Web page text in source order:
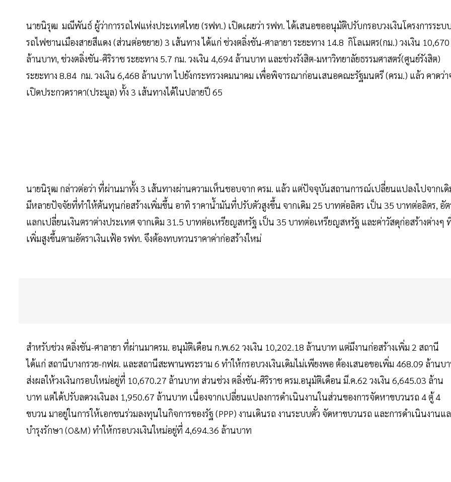
นายนิรุฒ มณีพันธ์ ผู้ว่าการรถไฟแห่งประเทศไทย (รฟท.) เปิดเผยว่า รฟท. ได้เสนอขออนุมัติปรับกรอบวงเงินโครงการระบ
รถไฟชานเมืองสายสีแดง (ส่วนต่อขยาย) 3 เส้นทาง ได้แก่ ช่วงตลิ่งชัน-ศาลายา ระยะทาง 14.8 กิโลเมตร(กม.) วงเงิน 10,670
ล้านบาท, ช่วงตลิ่งชัน-ศิริราช ระยะทาง 5.7 กม. วงเงิน 4,694 ล้านบาท และช่วงรังสิต-มหาวิทยาลัยธรรมศาสตร์(ศูนย์รังสิต)
ระยะทาง 8.84 กม. วงเงิน 6,468 ล้านบาท ไปยังกระทรวงคมนาคม เพื่อพิจารณาก่อนเสนอคณะรัฐมนตรี (ครม.) แล้ว คาดว่า
เปิดประกวดราคา(ประมูล) ทั้ง 3 เส้นทางได้ในปลายปี 65
นายนิรุฒ กล่าวต่อว่า ที่ผ่านมาทั้ง 3 เส้นทางผ่านความเห็นชอบจาก ครม. แล้ว แต่ปัจจุบันสถานการณ์เปลี่ยนแปลงไปจากเ
มีหลายปัจจัยที่ทำให้ต้นทุนก่อสร้างเพิ่มขึ้น อาทิ ราคาน้ำมันที่ปรับตัวสูงขึ้น จากเดิม 25 บาทต่อลิตร เป็น 35 บาทต่อลิตร, อัต
แลกเปลี่ยนเงินตราต่างประเทศ จากเดิม 31.5 บาทต่อเหรียญสหรัฐ เป็น 35 บาทต่อเหรียญสหรัฐ และค่าวัสดุก่อสร้างต่างๆ
เพิ่มสูงขึ้นตามอัตราเงินเฟ้อ รฟท. จึงต้องทบทวนราคาค่าก่อสร้างใหม่
สำหรับช่วง ตลิ่งชัน-ศาลายา ที่ผ่านมาครม. อนุมัติเดือน ก.พ.62 วงเงิน 10,202.18 ล้านบาท แต่มีงานก่อสร้างเพิ่ม 2 สถานี
ได้แก่ สถานีบางกรวย-กฟผ. และสถานีสะพานพระราม 6 ทำให้กรอบวงเงินเดิมไม่เพียงพอ ต้องเสนอขอเพิ่ม 468.09 ล้านบ
ส่งผลให้วงเงินกรอบใหม่อยู่ที่ 10,670.27 ล้านบาท ส่วนช่วง ตลิ่งชัน-ศิริราช ครม.อนุมัติเดือน มี.ค.62 วงเงิน 6,645.03 ล้าน
บาท แต่ได้ปรับลดวงเงินลง 1,950.67 ล้านบาท เนื่องจากเปลี่ยนแปลงการดำเนินงานในส่วนของการจัดหาขบวนรถ 4 ตู้ 4
ขบวน มาอยู่ในการให้เอกชนร่วมลงทุนในกิจการของรัฐ (PPP) งานเดินรถ งานระบบตั๋ว จัดหาขบวนรถ และการดำเนินงานแ
บำรุงรักษา (O&M) ทำให้กรอบวงเงินใหม่อยู่ที่ 4,694.36 ล้านบาท